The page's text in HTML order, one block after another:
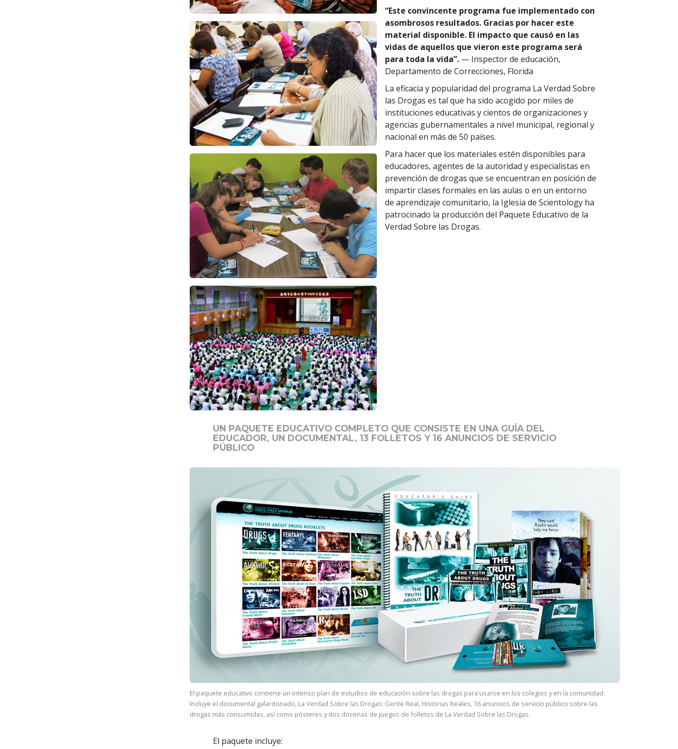
“Este convincente programa fue implementado con
asombrosos resultados. Gracias por hacer este
material disponible. El impacto que causó en las
vidas de aquellos que vieron este programa será
para toda la vida”.— Inspector de educación,
Departamento de Correcciones, Florida
La eficacia y popularidad del programa La Verdad Sobre
las Drogas es tal que ha sido acogido por miles de
instituciones educativas y cientos de organizaciones y
agencias gubernamentales a nivel municipal, regional y
nacional en más de 50 países.
Para hacer que los materiales estén disponibles para
educadores, agentes de la autoridad y especialistas en
prevención de drogas que se encuentran en posición de
impartir clases formales en las aulas o en un entorno
de aprendizaje comunitario, la Iglesia de Scientology ha
patrocinado la producción del Paquete Educativo de la
Verdad Sobre las Drogas.
UN PAQUETE EDUCATIVO COMPLETO QUE CONSISTE EN UNA GUÍA DEL
EDUCADOR, UN DOCUMENTAL, 13 FOLLETOS Y 16 ANUNCIOS DE SERVICIO
PÚBLICO
El paquete educativo contiene un intenso plan de estudios de educación sobre las drogas para usarse en los colegios y en la comunidad.
Incluye el documental galardonado, La Verdad Sobre las Drogas: Gente Real, Historias Reales, 16 anuncios de servicio público sobre las
drogas más consumidas, así como pósteres y dos docenas de juegos de folletos de La Verdad Sobre las Drogas.
El paquete incluye: